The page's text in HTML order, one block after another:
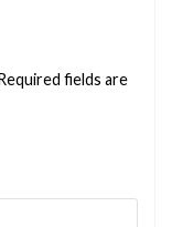
Required fields are